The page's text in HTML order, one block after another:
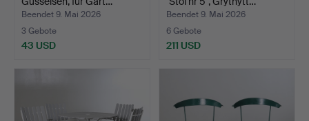
Beendet 9. Mai 2026
3 Gebote
43 USD
Beendet 9. Mai 2026
6 Gebote
211 USD